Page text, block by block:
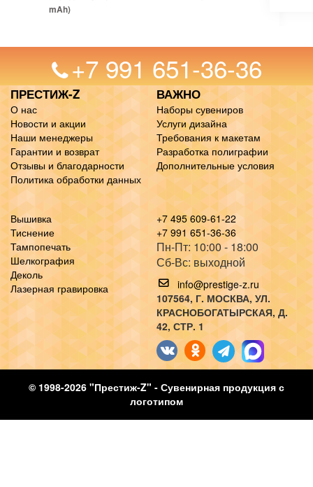
mAh)
+7 991 651-36-36
ПРЕСТИЖ-Z
О нас
Новости и акции
Наши менеджеры
Гарантии и возврат
Отзывы и благодарности
Политика обработки данных
ВАЖНО
Наборы сувениров
Услуги дизайна
Требования к макетам
Разработка полиграфии
Дополнительные условия
Вышивка
Тиснение
Тампопечать
Шелкография
Деколь
Лазерная гравировка
+7 495 609-61-22
+7 991 651-36-36
Пн-Пт: 10:00 - 18:00
Сб-Вс: выходной
info@prestige-z.ru
107564, Г. МОСКВА, УЛ.
КРАСНОБОГАТЫРСКАЯ, Д.
42, СТР. 1
© 1998-2026 "Престиж-Z" - Сувенирная продукция с
логотипом